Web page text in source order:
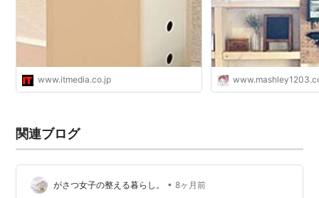
www.itmedia.co.jp
関連ブログ
がさつ女子の整える暮らし。 • 8ヶ月前